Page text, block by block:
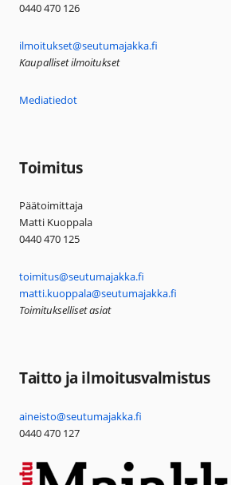
0440 470 126
ilmoitukset@seutumajakka.fi
Kaupalliset ilmoitukset
Mediatiedot
Toimitus
Päätoimittaja
Matti Kuoppala
0440 470 125
toimitus@seutumajakka.fi
matti.kuoppala@seutumajakka.fi
Toimitukselliset asiat
Taitto ja ilmoitusvalmistus
aineisto@seutumajakka.fi
0440 470 127